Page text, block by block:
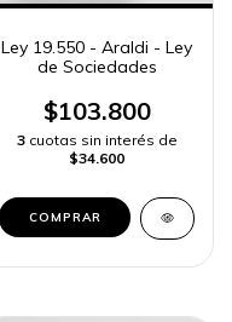
Ley 19.550 - Araldi - Ley
de Sociedades
$103.800
3 cuotas sin interés de
$34.600
COMPRAR